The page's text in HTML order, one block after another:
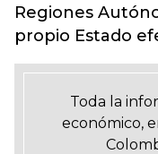
Regiones
propio Estado
Toda la
económico,